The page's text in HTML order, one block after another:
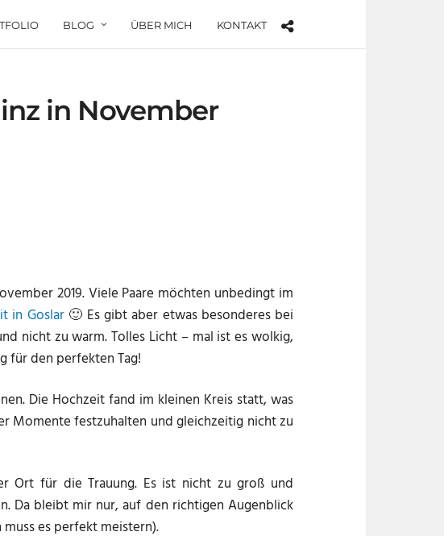
BLOG ÜBER MICH KONTAKT
in November
2019. Viele Paare möchten unbedingt im
in Goslar🙂 Es gibt aber etwas besonderes bei
nicht zu warm. Tolles Licht – mal ist es wolkig,
für den perfekten Tag!
Die Hochzeit fand im kleinen Kreis statt, was
Momente festzuhalten und gleichzeitig nicht zu
Ort für die Trauung. Es ist nicht zu groß und
Da bleibt mir nur, auf den richtigen Augenblick
es perfekt meistern).